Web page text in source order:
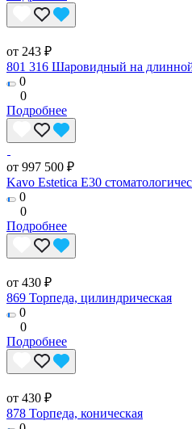
от 243 ₽
801 316 Шаровидный на
0
0
Подробнее
от 997 500 ₽
Kavo Estetica E30
0
0
Подробнее
от 430 ₽
869 Торпеда, цилиндрическая
0
0
Подробнее
от 430 ₽
878 Торпеда, коническая